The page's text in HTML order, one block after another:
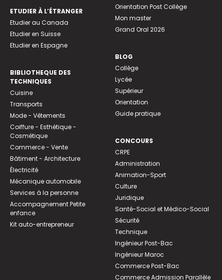
ETUDIER À L’ÉTRANGER
Etudier au Canada
Etudier en Suisse
Etudier en Espagne
BIBLIOTHEQUE DES
TECHNIQUES
Cuisine
Transports
Mode - Vêtements
Coiffure - Esthétique -
Cosmétique
Commerce - Vente
Bâtiment - Architecture
Électricité
Mécanique automobile
Services à la personne
Accompagnement Petite
enfance
Kit auto-entrepreneur
Orientation Post Collège
Mon master
Grand Oral 2026
BLOG
Collège
Lycée
Supérieur
Orientation
Guide pratique
CONCOURS
CRPE
Administration
Animation-Sport
Culture
Juridique
Santé-Social et Médico-Social
Sécurité
Technique
Ingénieur Post-Bac
Ingénieur Maroc
Commerce Post-Bac
Commerce Admission Parallèle